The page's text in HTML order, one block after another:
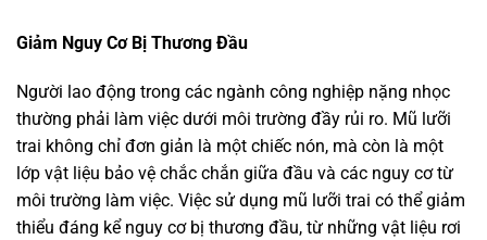
Giảm Nguy Cơ Bị Thương Đầu
Người lao động trong các ngành công nghiệp nặng nhọc
thường phải làm việc dưới môi trường đầy rủi ro. Mũ lưỡi
trai không chỉ đơn giản là một chiếc nón, mà còn là một
lớp vật liệu bảo vệ chắc chắn giữa đầu và các nguy cơ từ
môi trường làm việc. Việc sử dụng mũ lưỡi trai có thể giảm
thiểu đáng kể nguy cơ bị thương đầu, từ những vật liệu rơi